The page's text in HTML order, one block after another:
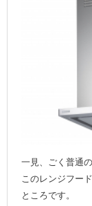
一見、ごく普通
このレンジフー
ところです。